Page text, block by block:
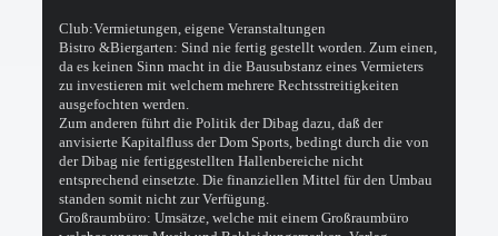
Club:Vermietungen, eigene Veranstaltungen
Bistro &Biergarten: Sind nie fertig gestellt worden. Zum einen,
da es keinen Sinn macht in die Bausubstanz eines Vermieters
zu investieren mit welchem mehrere Rechtsstreitigkeiten
ausgefochten werden.
Zum anderen führt die Politik der Dibag dazu, daß der
anvisierte Kapitalfluss der Dom Sports, bedingt durch die von
der Dibag nie fertiggestellten Hallenbereiche nicht
entsprechend einsetzte. Die finanziellen Mittel für den Umbau
standen somit nicht zur Verfügung.
Großraumbüro: Umsätze, welche mit einem Großraumbüro